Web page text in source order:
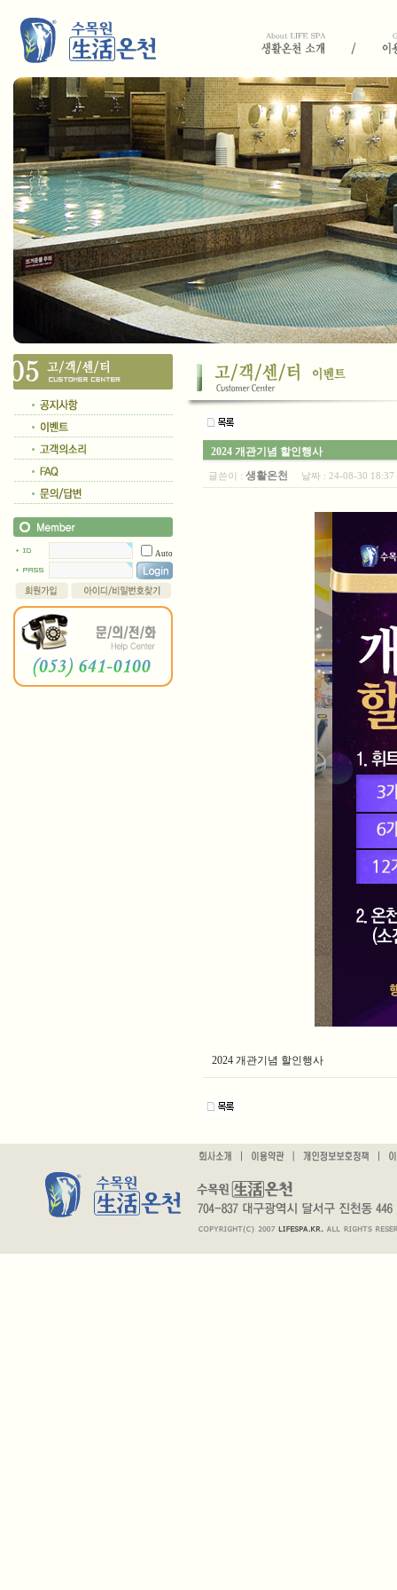
Auto
2024 개관기념 할인행사
글쓴이 : 생활온천 날짜 : 24-08-30
2024 개관기념 할인행사